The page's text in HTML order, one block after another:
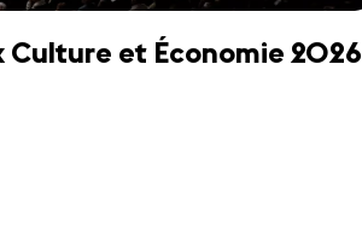
Culture et Économie 2026